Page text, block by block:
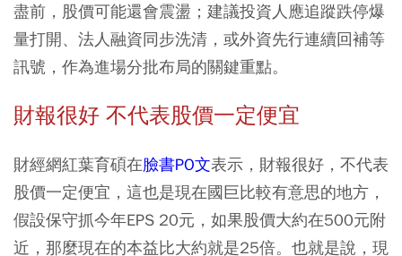
盡前，股價可能還會震盪；建議投資人應追蹤跌停爆
量打開、法人融資同步洗清，或外資先行連續回補等
訊號，作為進場分批布局的關鍵重點。
財報很好 不代表股價一定便宜
財經網紅葉育碩在臉書PO文表示，財報很好，不代表
股價一定便宜，這也是現在國巨比較有意思的地方，
假設保守抓今年EPS 20元，如果股價大約在500元附
近，那麼現在的本益比大約就是25倍。也就是說，現